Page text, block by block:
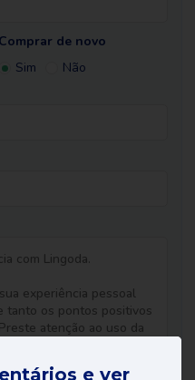
Comprar de novo
Sim
Não
e ver